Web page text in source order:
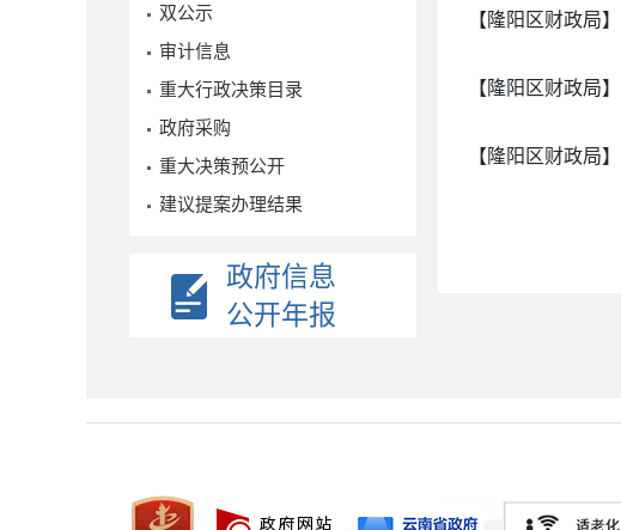
双公示
审计信息
重大行政决策目录
政府采购
重大决策预公开
建议提案办理结果
政府信息
公开年报
【隆阳区财政局】
【隆阳区财政局】
【隆阳区财政局】